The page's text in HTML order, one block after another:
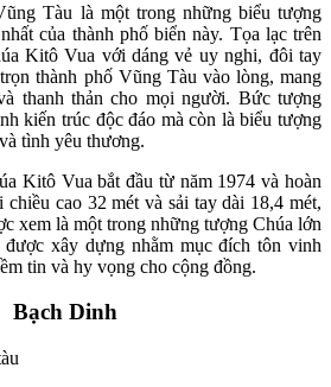
Tàu là một trong những biểu tượng
của thành phố biển này. Tọa lạc trên
Kitô Vua với dáng vẻ uy nghi, đôi tay
thành phố Vũng Tàu vào lòng, mang
thanh thản cho mọi người. Bức tượng
kiến trúc độc đáo mà còn là biểu tượng
tình yêu thương.
Kitô Vua bắt đầu từ năm 1974 và hoàn
cao 32 mét và sải tay dài 18,4 mét,
xem là một trong những tượng Chúa lớn
xây dựng nhằm mục đích tôn vinh
tin và hy vọng cho cộng đồng.
Bạch Dinh